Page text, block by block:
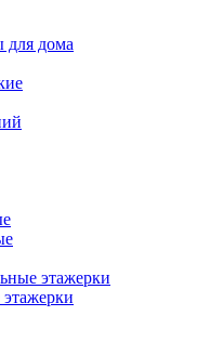
для дома
этажерки